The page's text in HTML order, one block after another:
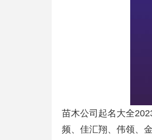
苗木公司起名大全
频、佳汇翔、伟领、